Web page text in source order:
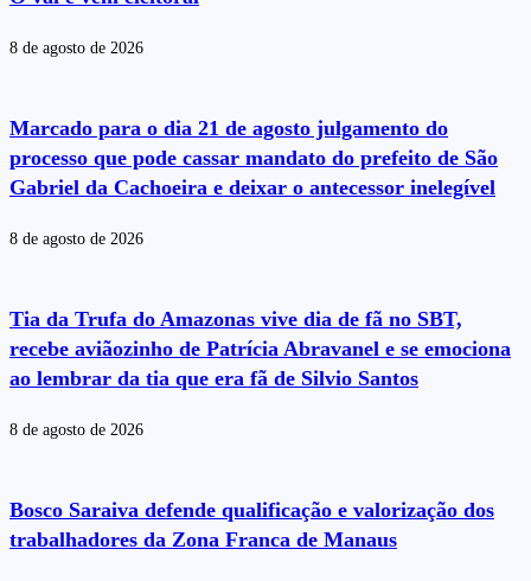
8 de agosto de 2026
Marcado para o dia 21 de agosto julgamento do
processo que pode cassar mandato do prefeito de São
Gabriel da Cachoeira e deixar o antecessor inelegível
8 de agosto de 2026
Tia da Trufa do Amazonas vive dia de fã no SBT,
recebe aviãozinho de Patrícia Abravanel e se emociona
ao lembrar da tia que era fã de Silvio Santos
8 de agosto de 2026
Bosco Saraiva defende qualificação e valorização dos
trabalhadores da Zona Franca de Manaus